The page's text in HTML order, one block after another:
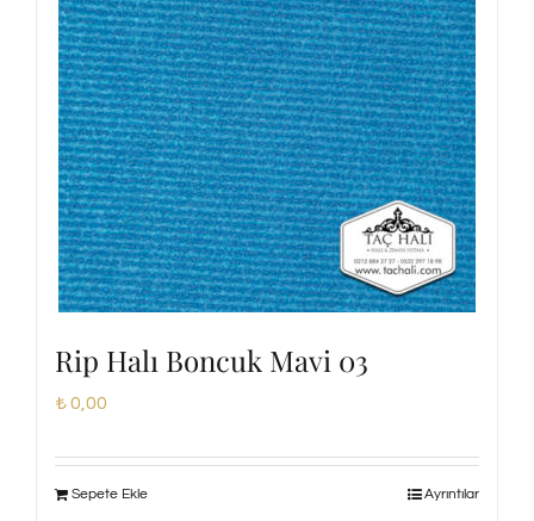
Rip Halı Boncuk Mavi 03
₺0,00
Sepete Ekle Ayrıntılar